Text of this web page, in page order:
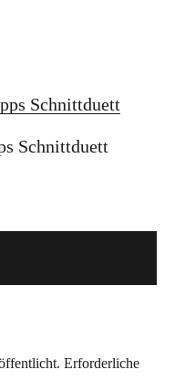
und Good
Schnittduett
Erforderliche